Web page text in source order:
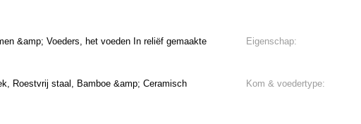
&amp; Voeders, het voeden In reliëf gemaakte
Eigenschap:
Roestvrij staal, Bamboe &amp; Ceramisch Kom & voedertype: